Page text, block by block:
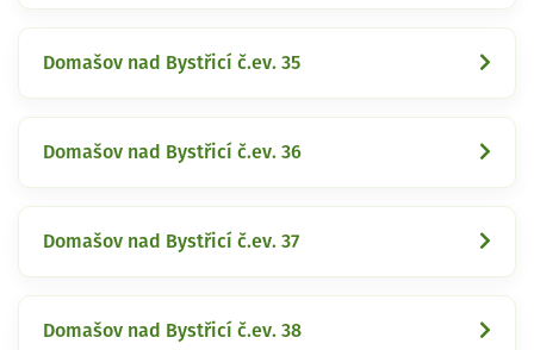
Domašov nad Bystřicí č.ev. 35
Domašov nad Bystřicí č.ev. 36
Domašov nad Bystřicí č.ev. 37
Domašov nad Bystřicí č.ev. 38